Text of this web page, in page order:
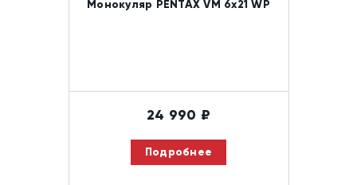
Монокуляр PENTAX VM 6x21 WP
24 990 ₽
Подробнее